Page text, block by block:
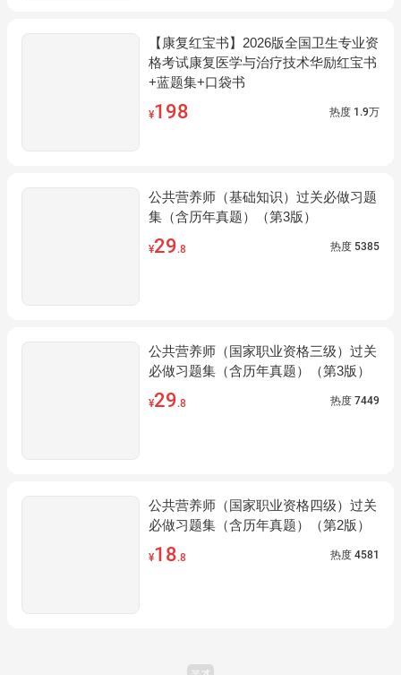
【康复红宝书】2026版全国卫生专业资
格考试康复医学与治疗技术华励红宝书
+蓝题集+口袋书
¥198 热度 1.9万
公共营养师（基础知识）过关必做习题
集（含历年真题）（第3版）
¥29.8 热度 5385
公共营养师（国家职业资格三级）过关
必做习题集（含历年真题）（第3版）
¥29.8 热度 7449
公共营养师（国家职业资格四级）过关
必做习题集（含历年真题）（第2版）
¥18.8 热度 4581